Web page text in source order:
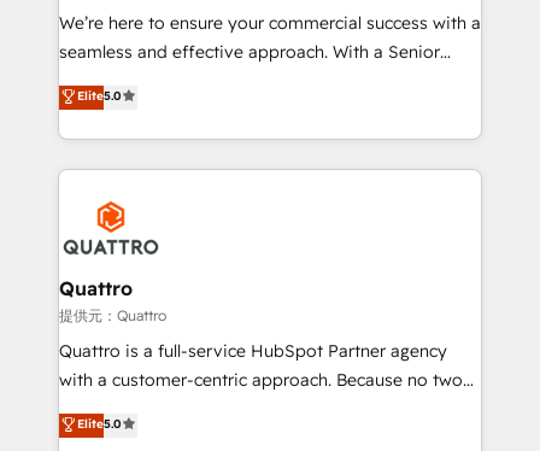
as well as agency services that help set you up for
success. Now, more than ever you need to connect
customer service. It's time to empower your teams
to create great customer experiences that generate
happen.
We’re here to ensure your commercial success with a
seamless and effective approach. With a Senior
team that has 10+ years of experience in HubSpot,
we have a deep understanding of SaaS, Business
Services and E-commerce together with Retail. We
streamline and enhance your Sales, Marketing &
Service efforts, providing insights in your
commercial operations. We're good at RevOps,
automating and optimizing your marketing, sales &
service operations with AI, designing and building
your website, and we drive growth through Account-
Based Marketing, SEO, SEA and many other tactics.
No worries, we will advise you in which to deploy
brings us to our mission; to effectively guide as
Elite5.0
Quattro
提供元：Quattro
Quattro is a full-service HubSpot Partner agency
with a customer-centric approach. Because no two
clients have the same needs, Quattro offer a
bespoke approach for every client. Services include
Elite5.0